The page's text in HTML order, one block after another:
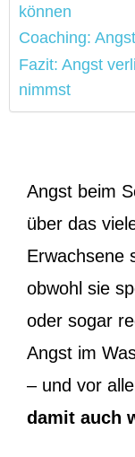
können
Coaching:
Fazit: Angst
nimmst
Angst beim
über das
Erwachsene
obwohl sie
oder sogar
Angst im
– und vor
damit auch